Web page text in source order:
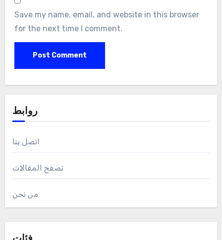
Save my name, email, and website in this browser
for the next time I comment.
روابط
اتصل بنا
تصفح المقالات
من نحن